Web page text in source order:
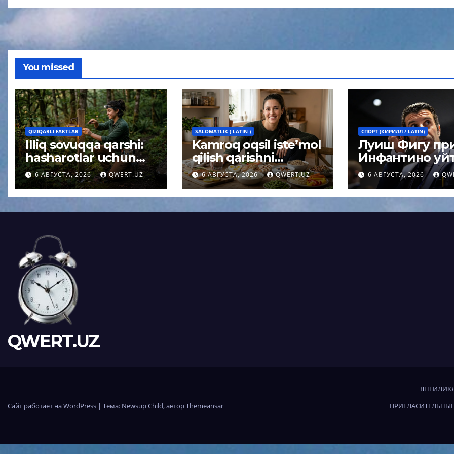
You missed
QIZIQARLI FAKTLAR
Illiq sovuqqa qarshi:
hasharotlar uchun
xavfsiz yoritish
haqidagi tushuncha
afsonasi yoʻq qilindi
6 АВГУСТА, 2026 QWERT.UZ
SALOMATLIK ( LATIN )
Kamroq oqsil iste’mol
qilish qarishni
sekinlashtiradi:
olimlarning
kutilmagan xulosasi
6 АВГУСТА, 2026 QWERT.UZ
СПОРТ (КИРИЛЛ / LATIN)
Луиш Фигу
Инфантино
поста
ФИФА
6 АВГУСТА, 2026
QWERT.UZ
Сайт работает на WordPress | Тема: Newsup Child, авторThemeansar